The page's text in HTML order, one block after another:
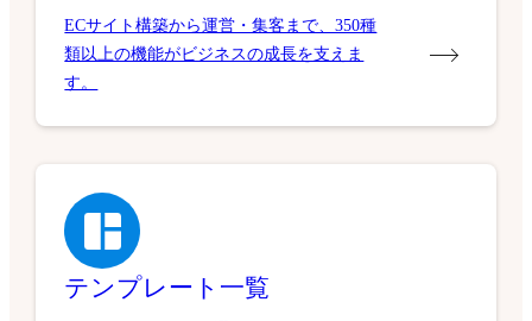
ECサイト構築から運営・集客まで、350種
類以上の機能がビジネスの成長を支えま
す。
テンプレート一覧